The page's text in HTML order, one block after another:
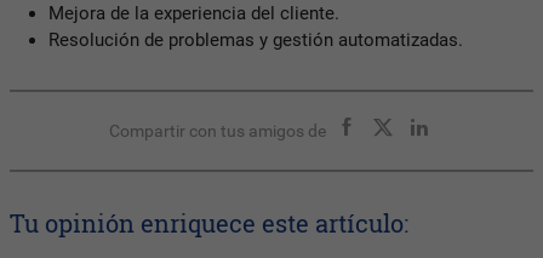
Mejora de la experiencia del cliente.
Resolución de problemas y gestión automatizadas.
Compartir con tus amigos de
Tu opinión enriquece este artículo: